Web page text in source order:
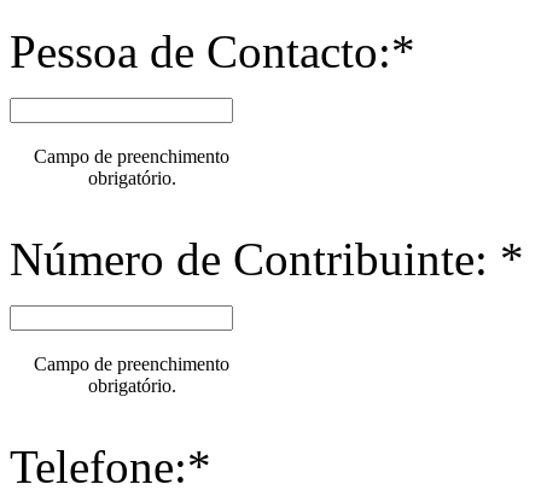
Pessoa de Contacto:*
Campo de preenchimento
obrigatório.
Número de Contribuinte: *
Campo de preenchimento
obrigatório.
Telefone:*